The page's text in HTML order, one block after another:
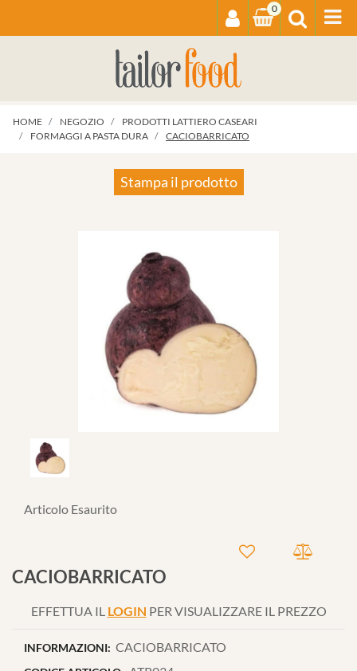
0
HOME NEGOZIO
PRODOTTI LATTIERO CASEARI
FORMAGGI A PASTA DURA
CACIOBARRICATO
Stampa il prodotto
Articolo Esaurito
CACIOBARRICATO
EFFETTUA IL LOGIN PER VISUALIZZARE IL PREZZO
INFORMAZIONI: CACIOBARRICATO